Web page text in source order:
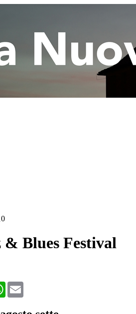
& Blues Festival
WhatsApp